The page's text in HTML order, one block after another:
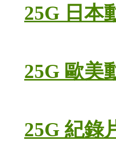
25G 日本
25G 歐美
25G 紀錄